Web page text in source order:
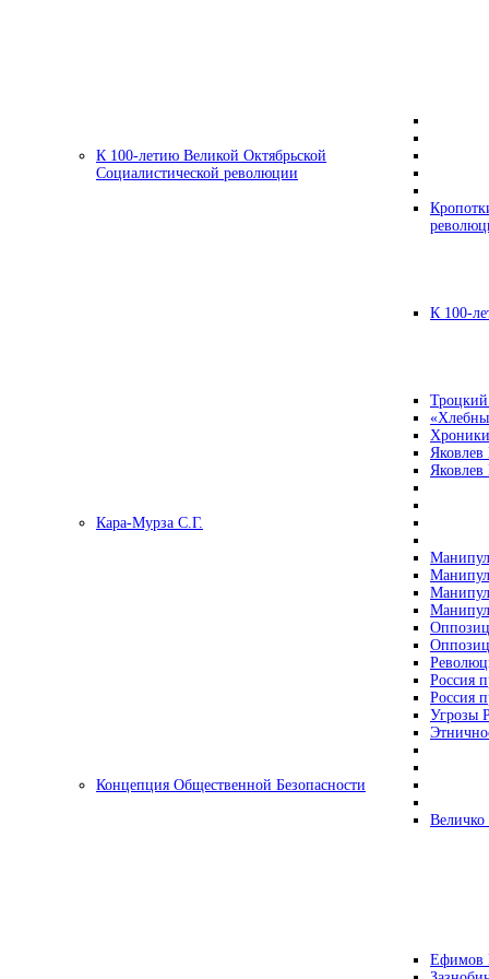
К 100-летию Великой Октябрьской
Социалистической революции
К 100-
Кара-Мурза С.Г.
Россия
Россия
Угрозы
Концепция Общественной Безопасности
Ефимов